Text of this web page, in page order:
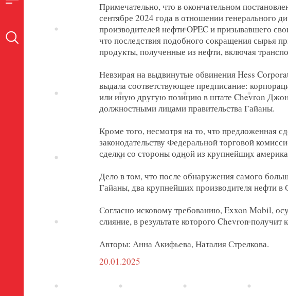
Примечательно, что в окончательном
сентябре 2024 года в отношении генерального
производителей нефти OPEC и призывавшего
что последствия подобного сокращения сырья
продукты, полученные из нефти, включая
Невзирая на выдвинутые обвинения Hess
выдала соответствующее предписание:
или иную другую позицию в штате Chevron
должностными лицами правительства Гайаны.
Кроме того, несмотря на то, что предложенная
законодательству Федеральной торговой
сделки со стороны одной из крупнейших
Дело в том, что после обнаружения самого
Гайаны, два крупнейших производителя нефти
Согласно исковому требованию, Exxon Mobil,
слияние, в результате которого Chevron
Авторы: Анна Акифьева, Наталия Стрелкова.
20.01.2025